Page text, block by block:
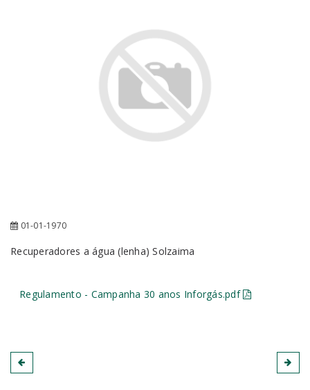
01-01-1970
Recuperadores a água (lenha) Solzaima
Regulamento - Campanha 30 anos Inforgás.pdf